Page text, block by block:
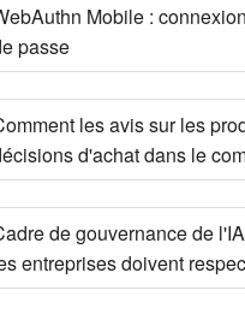
Mobile :
passe
les avis sur les
d'achat dans le
de gouvernance de
entreprises doivent